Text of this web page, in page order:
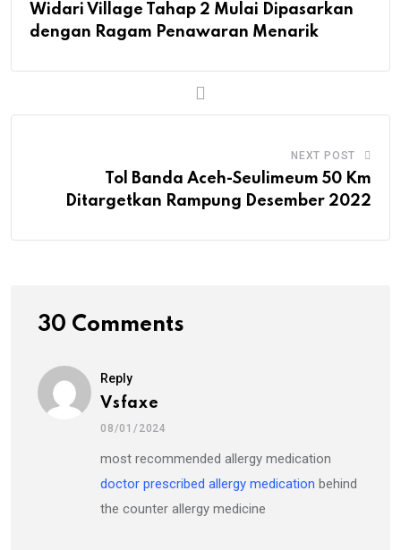
Widari Village Tahap 2 Mulai Dipasarkan
dengan Ragam Penawaran Menarik
NEXT POST
Tol Banda Aceh-Seulimeum 50 Km
Ditargetkan Rampung Desember 2022
30 Comments
Reply
Vsfaxe
08/01/2024
most recommended allergy medication
doctor prescribed allergy medication behind
the counter allergy medicine